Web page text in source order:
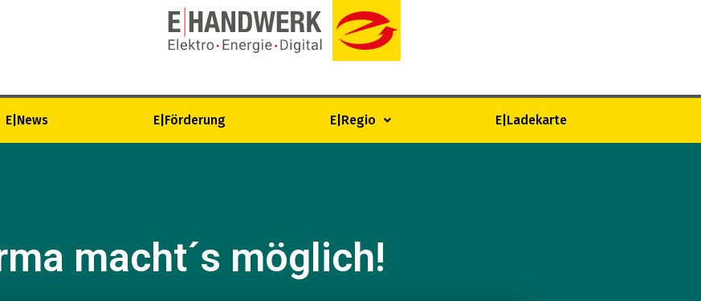
E|News E|Förderung E|Regio E|Ladekarte
macht´s möglich!